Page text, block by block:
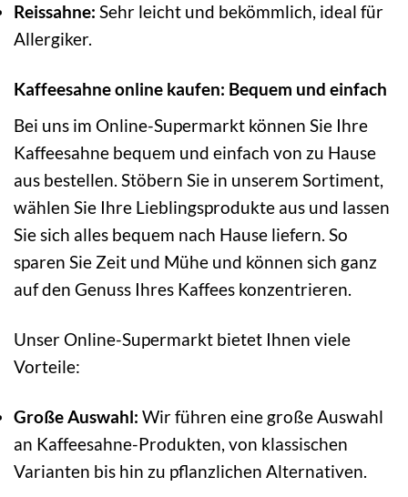
Reissahne: Sehr leicht und bekömmlich, ideal für
Allergiker.
Kaffeesahne online kaufen: Bequem und einfach
Bei uns im Online-Supermarkt können Sie Ihre
Kaffeesahne bequem und einfach von zu Hause
aus bestellen. Stöbern Sie in unserem Sortiment,
wählen Sie Ihre Lieblingsprodukte aus und lassen
Sie sich alles bequem nach Hause liefern. So
sparen Sie Zeit und Mühe und können sich ganz
auf den Genuss Ihres Kaffees konzentrieren.
Unser Online-Supermarkt bietet Ihnen viele
Vorteile:
Große Auswahl: Wir führen eine große Auswahl
an Kaffeesahne-Produkten, von klassischen
Varianten bis hin zu pflanzlichen Alternativen.